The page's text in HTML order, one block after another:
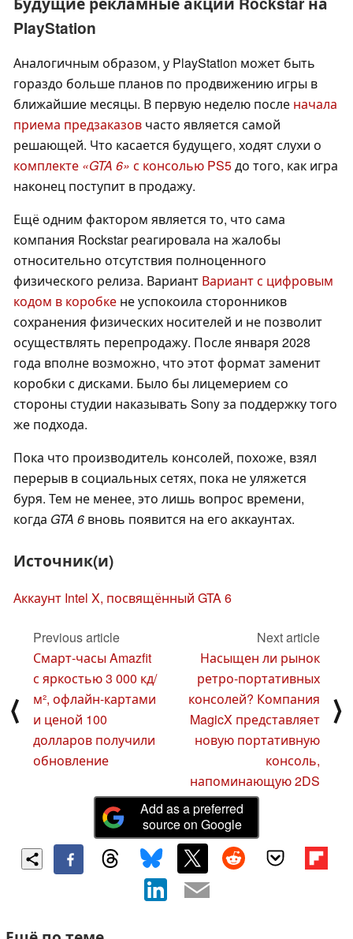
PlayStation
Аналогичным образом, у PlayStation может быть
гораздо больше планов по продвижению игры в
ближайшие месяцы. В первую неделю после начала
приема предзаказов часто является самой
решающей. Что касается будущего, ходят слухи о
комплекте «GTA 6» с консолью PS5до того, как игра
наконец поступит в продажу.
Ещё одним фактором является то, что сама
компания Rockstar реагировала на жалобы
относительно отсутствия полноценного
физического релиза. Вариант Вариант с цифровым
кодом в коробке не успокоила сторонников
сохранения физических носителей и не позволит
осуществлять перепродажу. После января 2028
года вполне возможно, что этот формат заменит
коробки с дисками. Было бы лицемерием со
стороны студии наказывать Sony за поддержку того
же подхода.
Пока что производитель консолей, похоже, взял
перерыв в социальных сетях, пока не уляжется
буря. Тем не менее, это лишь вопрос времени,
когда GTA 6 вновь появится на его аккаунтах.
Источник(и)
Аккаунт Intel X, посвящённый GTA 6
⟨
Previous article
Смарт-часы Amazfit
с яркостью 3 000 кд/
м², офлайн-картами
и ценой 100
долларов получили
обновление
Next article
Насыщен ли рынок
ретро-портативных
консолей? Компания
MagicX представляет
новую портативную
консоль,
напоминающую 2DS
⟩
Add as a preferred
source on Google